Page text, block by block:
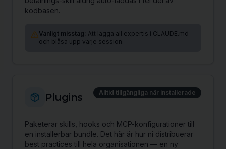
kodbasen.
Vanligt misstag: Att lägga all expertis i CLAUDE.md
och blåsa upp varje session.
Plugins Alltid tillgängliga när installerade
Paketerar skills, hooks och MCP-konfigurationer till
en installerbar bundle. Det här är hur ni distribuerar
best practices till hela organisationen — en ny